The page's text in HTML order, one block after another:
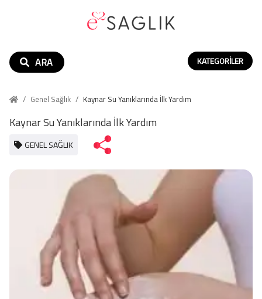
ARA KATEGORILER
/ Genel Sağlık / Kaynar Su Yanıklarında İlk Yardım
Kaynar Su Yanıklarında İlk Yardım
GENEL SAĞLIK